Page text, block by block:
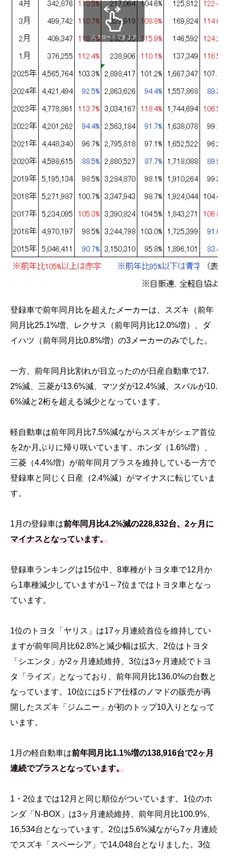
スクロールできます
登録車で前年同月比を超えたメーカーは、スズキ（前年
同月比25.1%増、レクサス（前年同月比12.0%増）、ダ
イハツ（前年同月比0.8%増）の3メーカーのみでした。
一方、前年同月比割れが目立ったのが日産自動車で17.
2%減、三菱が13.6%減、マツダが12.4%減、スバルが10.
6%減と2桁を超える減少となっています。
軽自動車は前年同月比7.5%減ながらスズキがシェア首位
を2か月ぶりに帰り咲いています。ホンダ（1.6%増）、
三菱（4.4%増）が前年同月プラスを維持している一方で
登録車と同じく日産（2.4%減）がマイナスに転じていま
す。
1月の登録車は前年同月比4.2%減の228,832台、2ヶ月に
マイナスとなっています。
登録車ランキングは15位中、8車種がトヨタ車で12月か
ら1車種減少していますが1～7位まではトヨタ車となっ
ています。
1位のトヨタ「ヤリス」は17ヶ月連続首位を維持してい
ますが前年同月比62.8%と減少幅は拡大、2位はトヨタ
「シエンタ」が2ヶ月連続維持、3位は3ヶ月連続でトヨ
タ「ライズ」となっており、前年同月比136.0%の台数と
なっています。10位には5ドア仕様のノマドの販売が再
開したスズキ「ジムニー」が初のトップ10入りとなって
います。
1月の軽自動車は前年同月比1.1%増の138,916台で2ヶ月
連続でプラスとなっています。
1・2位までは12月と同じ順位がついています。1位のホ
ンダ「N-BOX」は3ヶ月連続維持、前年同月比100.9%、
16,534台となっています。2位は5.6%減ながら7ヶ月連続
でスズキ「スペーシア」で14,048台となりました。3位